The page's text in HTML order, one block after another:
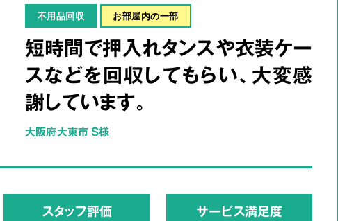
不用品回収 お部屋内の一部
短時間で押入れタンスや衣装ケー
スなどを回収してもらい、大変感
謝しています。
大阪府大東市 S様
スタッフ評価 サービス満足度